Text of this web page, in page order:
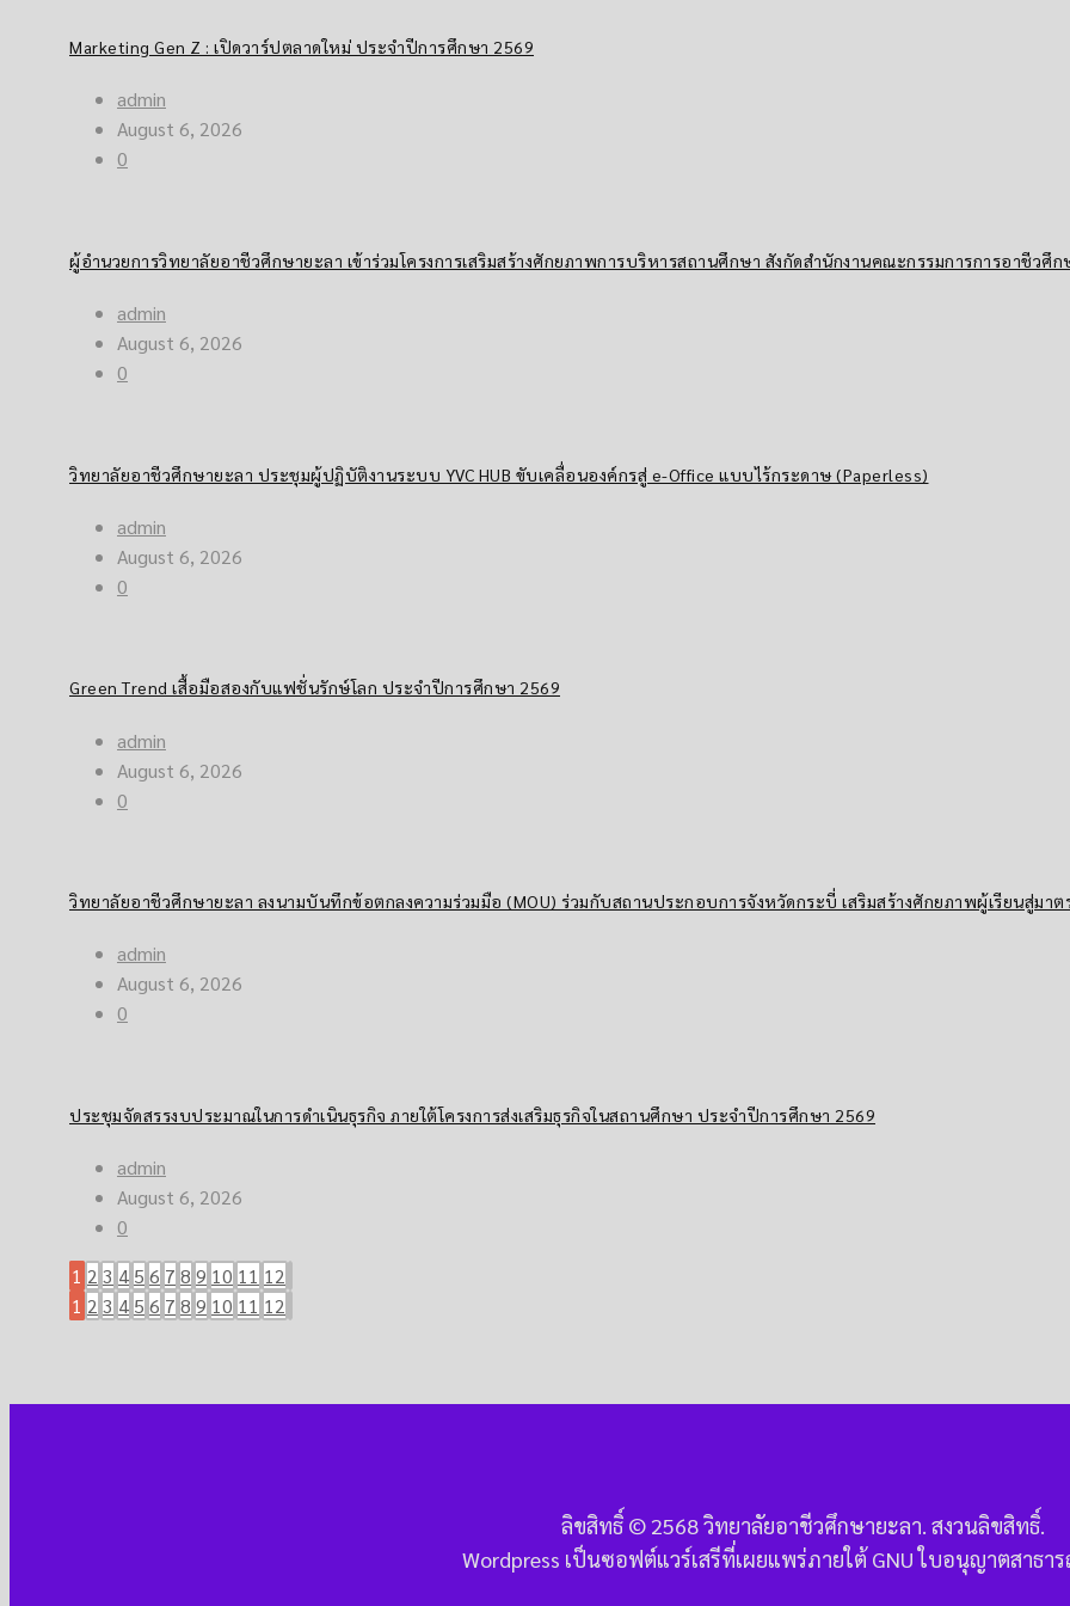
Marketing Gen Z : เปิดวาร์ปตลาดใหม่ ประจำปีการศึกษา 2569
admin
August 6, 2026
0
ผู้อำนวยการวิทยาลัยอาชีวศึกษายะลา เข้าร่วมโครงการเสริมสร้างศักยภาพการบริหารสถานศึกษา สังกัดสำนักงานคณะกรรมการการอาชีวศึก
admin
August 6, 2026
0
วิทยาลัยอาชีวศึกษายะลา ประชุมผู้ปฏิบัติงานระบบ YVC HUB ขับเคลื่อนองค์กรสู่ e-Office แบบไร้กระดาษ (Paperless)
admin
August 6, 2026
0
Green Trend เสื้อมือสองกับแฟชั่นรักษ์โลก ประจำปีการศึกษา 2569
admin
August 6, 2026
0
วิทยาลัยอาชีวศึกษายะลา ลงนามบันทึกข้อตกลงความร่วมมือ (MOU) ร่วมกับสถานประกอบการจังหวัดกระบี่ เสริมสร้างศักยภาพผู้เรียนสู่มา
admin
August 6, 2026
0
ประชุมจัดสรรงบประมาณในการดำเนินธุรกิจ ภายใต้โครงการส่งเสริมธุรกิจในสถานศึกษา ประจำปีการศึกษา 2569
admin
August 6, 2026
0
1 2 3 4 5 6 7 8 9 10 11 12
1 2 3 4 5 6 7 8 9 10 11 12
ลิขสิทธิ์ © 2568 วิทยาลัยอาชีวศึกษายะลา. สงวนลิขสิทธิ์.
Wordpress เป็นซอฟต์แวร์เสรีที่เผยแพร่ภายใต้ GNU ใบอนุญาตสาธา